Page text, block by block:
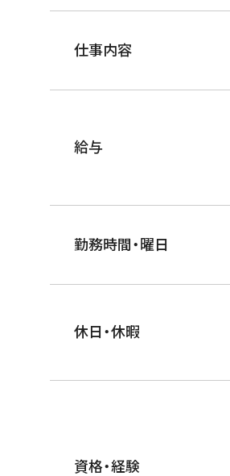
仕事内容
給与
勤務時間・曜日
休日・休暇
資格・経験